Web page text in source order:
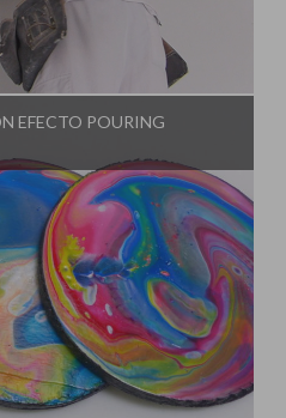
Idea Tu Mismo
EFECTO POURING